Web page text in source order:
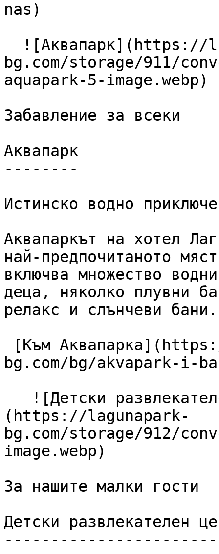
nas)
bg.com/storage/911/
aquapark-5-image.webp)
Забавление за всеки
Аквапарк
--------
Истинско водно
Аквапаркът на хотел
най-предпочитаното
включва множество
деца, няколко плувни
релакс и слънчеви бани.
bg.com/bg/akvapark-i-
(https://lagunapark-
bg.com/storage/912/
image.webp)
За нашите малки гости
Детски развлекателен